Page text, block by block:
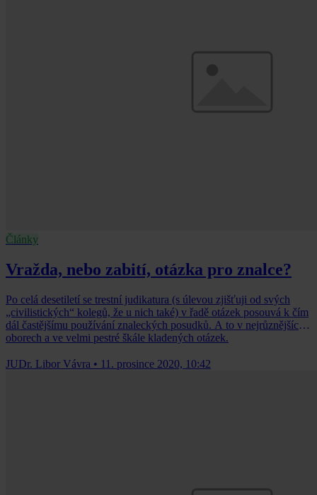
Články
Vražda, nebo zabití, otázka pro znalce?
Po celá desetiletí se trestní judikatura (s úlevou zjišťuji od svých
„civilistických“ kolegů, že u nich také) v řadě otázek posouvá k čím
dál častějšímu používání znaleckých posudků. A to v nejrůznějších
oborech a ve velmi pestré škále kladených otázek.
JUDr. Libor Vávra • 11. prosince 2020, 10:42